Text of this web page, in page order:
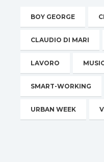
BOY GEORGE
CLAUDIO DI MARI
LAVORO
SMART-WORKING
URBAN WEEK